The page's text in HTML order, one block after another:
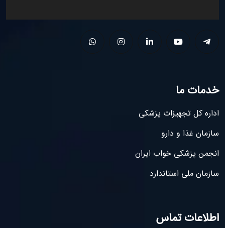
خدمات ما
اداره کل تجهیزات پزشکی
سازمان غذا و دارو
انجمن پزشکی خواب ایران
سازمان ملی استاندارد
اطلاعات تماس